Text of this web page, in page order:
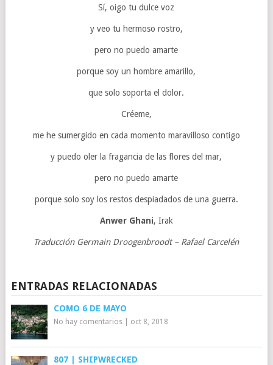
Sí, oigo tu dulce voz
y veo tu hermoso rostro,
pero no puedo amarte
porque soy un hombre amarillo,
que solo soporta el dolor.
Créeme,
me he sumergido en cada momento maravilloso contigo
y puedo oler la fragancia de las flores del mar,
pero no puedo amarte
porque solo soy los restos despiadados de una guerra.
Anwer Ghani, Irak
Traducción Germain Droogenbroodt – Rafael Carcelén
ENTRADAS RELACIONADAS
COMO 6 DE MAYO
No hay comentarios| oct 8, 2018
807 | SHIPWRECKED